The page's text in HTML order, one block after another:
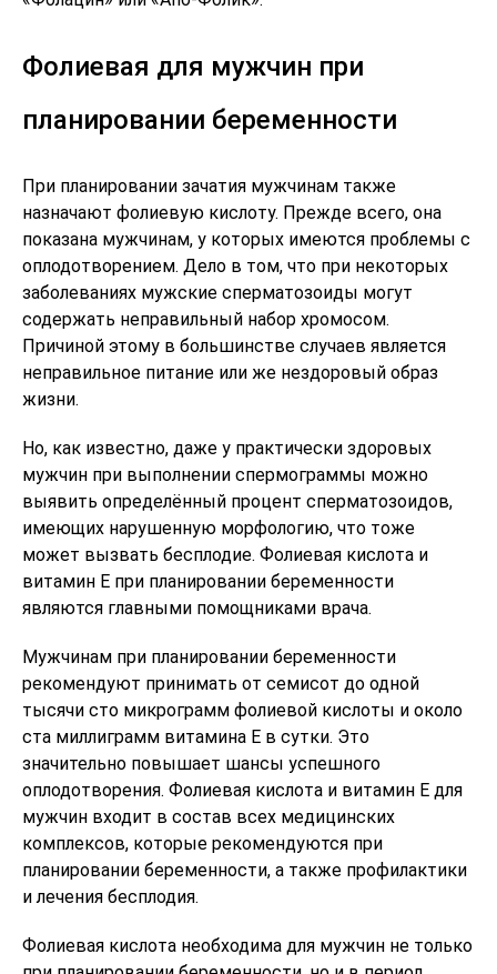
Фолиевая для мужчин при
планировании беременности
При планировании зачатия мужчинам также
назначают фолиевую кислоту. Прежде всего, она
показана мужчинам, у которых имеются проблемы с
оплодотворением. Дело в том, что при некоторых
заболеваниях мужские сперматозоиды могут
содержать неправильный набор хромосом.
Причиной этому в большинстве случаев является
неправильное питание или же нездоровый образ
жизни.
Но, как известно, даже у практически здоровых
мужчин при выполнении спермограммы можно
выявить определённый процент сперматозоидов,
имеющих нарушенную морфологию, что тоже
может вызвать бесплодие. Фолиевая кислота и
витамин Е при планировании беременности
являются главными помощниками врача.
Мужчинам при планировании беременности
рекомендуют принимать от семисот до одной
тысячи сто микрограмм фолиевой кислоты и около
ста миллиграмм витамина Е в сутки. Это
значительно повышает шансы успешного
оплодотворения. Фолиевая кислота и витамин Е для
мужчин входит в состав всех медицинских
комплексов, которые рекомендуются при
планировании беременности, а также профилактики
и лечения бесплодия.
Фолиевая кислота необходима для мужчин не только